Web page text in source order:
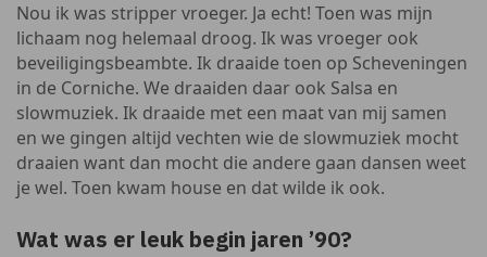
Nou ik was stripper vroeger. Ja echt! Toen was mijn
lichaam nog helemaal droog. Ik was vroeger ook
beveiligingsbeambte. Ik draaide toen op Scheveningen
in de Corniche. We draaiden daar ook Salsa en
slowmuziek. Ik draaide met een maat van mij samen
en we gingen altijd vechten wie de slowmuziek mocht
draaien want dan mocht die andere gaan dansen weet
je wel. Toen kwam house en dat wilde ik ook.
Wat was er leuk begin jaren ’90?